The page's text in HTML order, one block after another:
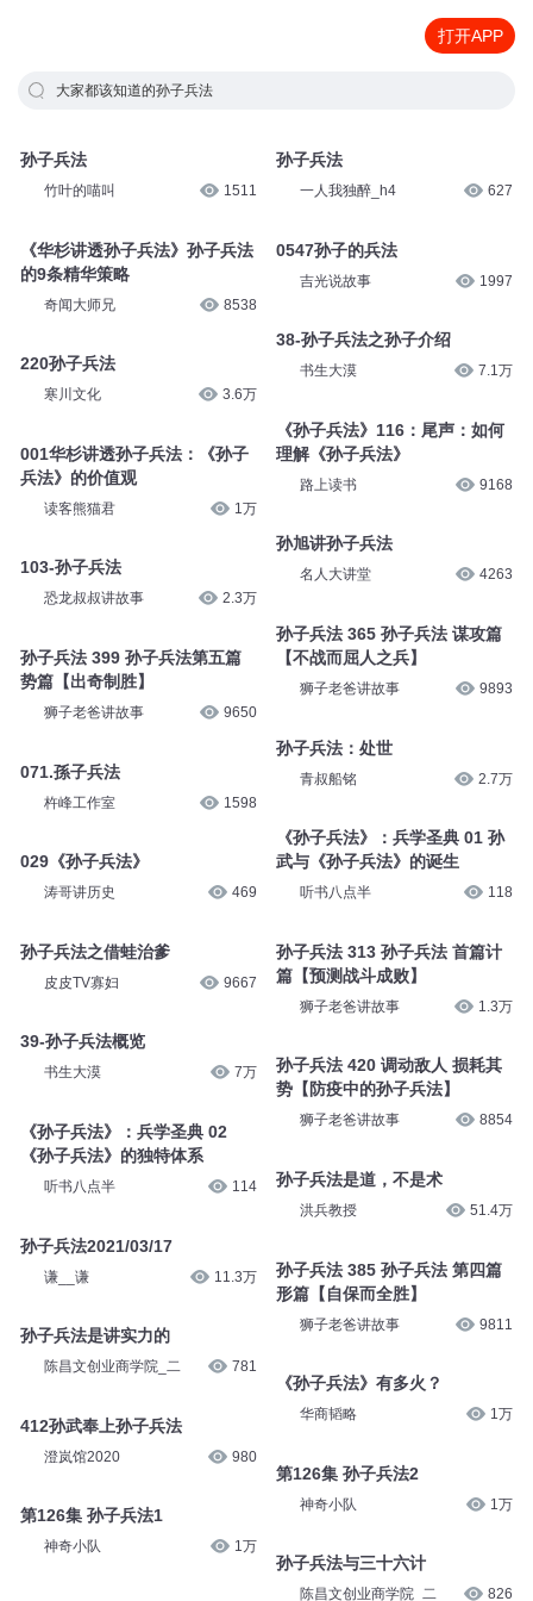
打开APP
大家都该知道的孙子兵法
孙子兵法
竹叶的喵叫 1511
《华杉讲透孙子兵法》孙子兵法
的9条精华策略
奇闻大师兄 8538
220孙子兵法
寒川文化 3.6万
001华杉讲透孙子兵法：《孙子
兵法》的价值观
读客熊猫君 1万
103-孙子兵法
恐龙叔叔讲故事 2.3万
孙子兵法 399 孙子兵法第五篇
势篇【出奇制胜】
狮子老爸讲故事 9650
071.孫子兵法
杵峰工作室 1598
029《孙子兵法》
涛哥讲历史 469
孙子兵法之借蛙治爹
皮皮TV寡妇 9667
39-孙子兵法概览
书生大漠 7万
《孙子兵法》：兵学圣典 02
《孙子兵法》的独特体系
听书八点半 114
孙子兵法2021/03/17
谦__谦 11.3万
孙子兵法是讲实力的
陈昌文创业商学院_二 781
412孙武奉上孙子兵法
澄岚馆2020 980
第126集 孙子兵法1
神奇小队 1万
孙子兵法
一人我独醉_h4 627
0547孙子的兵法
吉光说故事 1997
38-孙子兵法之孙子介绍
书生大漠 7.1万
《孙子兵法》116：尾声：如何
理解《孙子兵法》
路上读书 9168
孙旭讲孙子兵法
名人大讲堂 4263
孙子兵法 365 孙子兵法 谋攻篇
【不战而屈人之兵】
狮子老爸讲故事 9893
孙子兵法：处世
青叔船铭 2.7万
《孙子兵法》：兵学圣典 01 孙
武与《孙子兵法》的诞生
听书八点半 118
孙子兵法 313 孙子兵法 首篇计
篇【预测战斗成败】
狮子老爸讲故事 1.3万
孙子兵法 420 调动敌人 损耗其
势【防疫中的孙子兵法】
狮子老爸讲故事 8854
孙子兵法是道，不是术
洪兵教授 51.4万
孙子兵法 385 孙子兵法 第四篇
形篇【自保而全胜】
狮子老爸讲故事 9811
《孙子兵法》有多火？
华商韬略 1万
第126集 孙子兵法2
神奇小队 1万
孙子兵法与三十六计
陈昌文创业商学院_二 826